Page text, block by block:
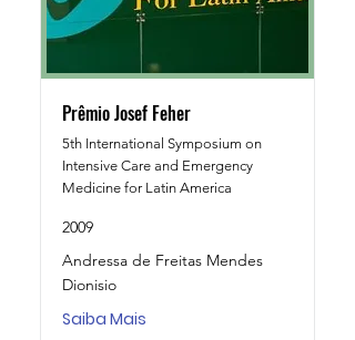
Prêmio Josef Feher
5th International Symposium on
Intensive Care and Emergency
Medicine for Latin America
2009
Andressa de Freitas Mendes
Dionisio
Saiba Mais